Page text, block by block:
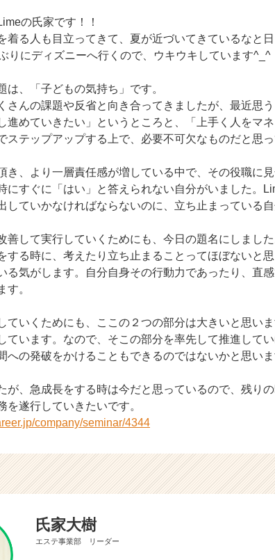
の氏家です！！
着る人も目立ってきて、夏が近づいてきているなと日
りにディズニーへ行くので、ウキウキしています^_^
は、「子どもの気持ち」です。
さんの課題や反省と向き合ってきましたが、最近思
進めていきたい」というところと、「上手く人をマ
ステップアップする上で、必要不可欠なものだと思っ
き、より一層責任感が増している中で、その役職に
にすぐに「はい」と答えられない自分がいました。
していかなければならないのに、立ち止まっている
善して実行していくためにも、今日の題名にしました
する時に、考えたり立ち止まることってほぼないと
る気がします。自分自身その行動力であったり、直
す。
ていくためにも、ここの２つの部分は大きいと思い
ています。なので、そこの部分を率先して推進して
への発破をかけることもできるのではないかと思いま
が、急成長をする時は今だと思っているので、残り
を遂行していきたいです。
company/seminar/4344
氏家大樹
エステ事業部 リーダー